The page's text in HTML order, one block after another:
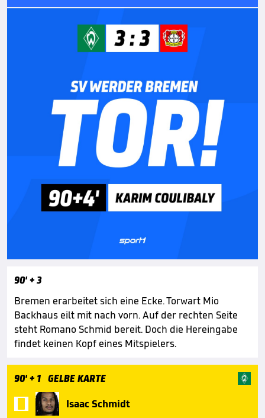
90'+ 3
Bremen erarbeitet sich eine Ecke. Torwart Mio
Backhaus eilt mit nach vorn. Auf der rechten Seite
steht Romano Schmid bereit. Doch die Hereingabe
findet keinen Kopf eines Mitspielers.
90'+ 1 GELBE KARTE
Isaac Schmidt